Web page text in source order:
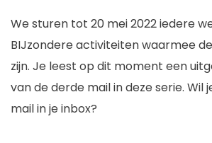
We sturen tot 20 mei 2022 iedere
BIJzondere activiteiten waarmee
zijn. Je leest op dit moment een
van de derde mail in deze serie. Wil
mail in je inbox?